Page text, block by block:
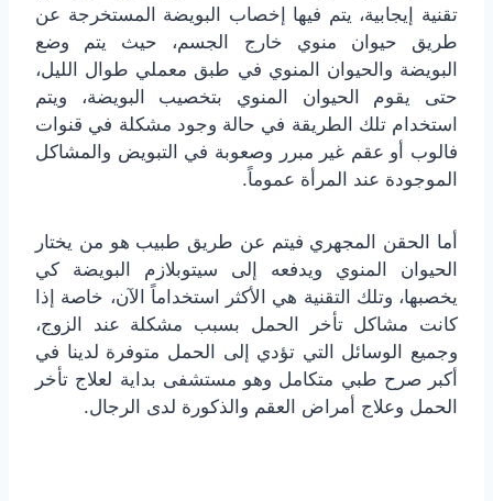
تقنية إيجابية، يتم فيها إخصاب البويضة المستخرجة عن
طريق حيوان منوي خارج الجسم، حيث يتم وضع
البويضة والحيوان المنوي في طبق معملي طوال الليل،
حتى يقوم الحيوان المنوي بتخصيب البويضة، ويتم
استخدام تلك الطريقة في حالة وجود مشكلة في قنوات
فالوب أو عقم غير مبرر وصعوبة في التبويض والمشاكل
الموجودة عند المرأة عموماً.
أما الحقن المجهري فيتم عن طريق طبيب هو من يختار
الحيوان المنوي ويدفعه إلى سيتوبلازم البويضة كي
يخصبها، وتلك التقنية هي الأكثر استخداماً الآن، خاصة إذا
كانت مشاكل تأخر الحمل بسبب مشكلة عند الزوج،
وجميع الوسائل التي تؤدي إلى الحمل متوفرة لدينا في
أكبر صرح طبي متكامل وهو مستشفى بداية لعلاج تأخر
الحمل وعلاج أمراض العقم والذكورة لدى الرجال.